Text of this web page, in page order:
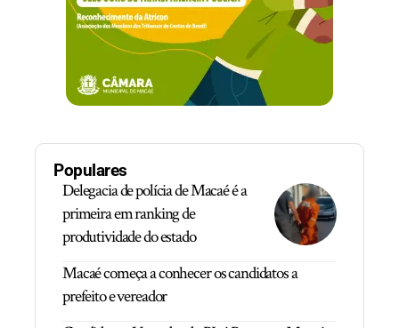
Populares
Delegacia de polícia de Macaé é a
primeira em ranking de
produtividade do estado
Macaé começa a conhecer os candidatos a
prefeito e vereador